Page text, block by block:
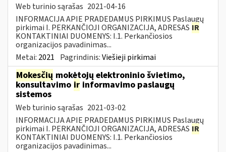
Web turinio sąrašas 2021-04-16
INFORMACIJA APIE PRADEDAMUS PIRKIMUS Paslaugų
pirkimai I. PERKANČIOJI ORGANIZACIJA, ADRESAS IR
KONTAKTINIAI DUOMENYS: I.1. Perkančiosios
organizacijos pavadinimas...
Metai: 2021 Pagrindinis:Viešieji pirkimai
Mokesčių mokėtojų elektroninio švietimo,
konsultavimo ir informavimo paslaugų
sistemos
Web turinio sąrašas 2021-03-02
INFORMACIJA APIE PRADEDAMUS PIRKIMUS Paslaugų
pirkimai I. PERKANČIOJI ORGANIZACIJA, ADRESAS IR
KONTAKTINIAI DUOMENYS: I.1. Perkančiosios
organizacijos pavadinimas...